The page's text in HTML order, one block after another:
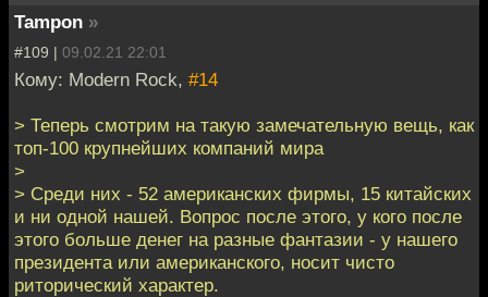
Tampon »
#109 | 09.02.21 22:01
Кому: Modern Rock, #14
> Теперь смотрим на такую замечательную вещь, как
топ-100 крупнейших компаний мира
>
> Среди них - 52 американских фирмы, 15 китайских
и ни одной нашей. Вопрос после этого, у кого после
этого больше денег на разные фантазии - у нашего
президента или американского, носит чисто
риторический характер.